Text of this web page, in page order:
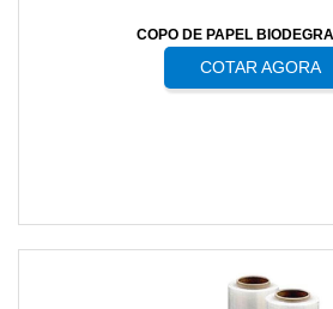
COPO DE PAPEL
COTAR AGORA